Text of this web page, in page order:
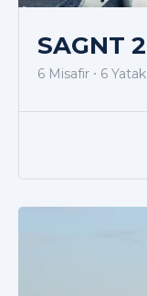
SAGNT 2
6 Misafir 6 Yatak